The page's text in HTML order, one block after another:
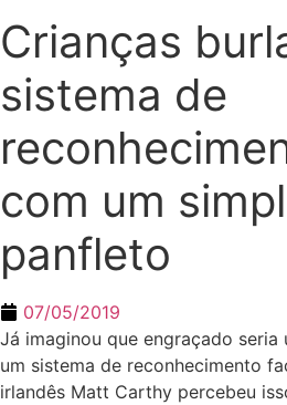
Crianças
sistema de
com um
panfleto
07/05/2019
Já imaginou que engraçado seria
um sistema de reconhecimento
irlandês Matt Carthy percebeu